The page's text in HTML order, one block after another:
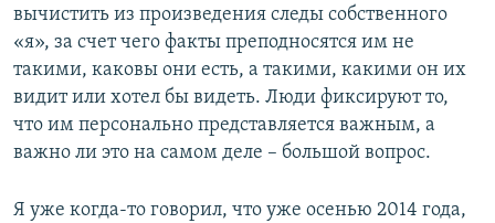
вычистить из произведения следы собственного
«я», за счет чего факты преподносятся им не
такими, каковы они есть, а такими, какими он их
видит или хотел бы видеть. Люди фиксируют то,
что им персонально представляется важным, а
важно ли это на самом деле – большой вопрос.
Я уже когда-то говорил, что уже осенью 2014 года,